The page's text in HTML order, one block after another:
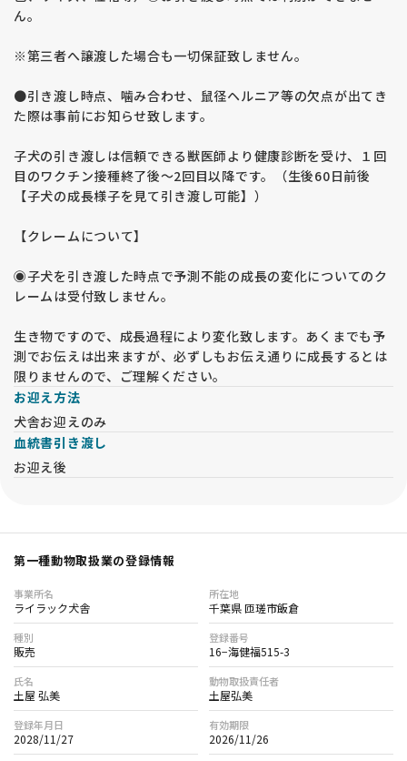
ん。
※第三者へ譲渡した場合も一切保証致しません。
●引き渡し時点、噛み合わせ、鼠径ヘルニア等の欠点が出てき
た際は事前にお知らせ致します。
子犬の引き渡しは信頼できる獣医師より健康診断を受け、１回
目のワクチン接種終了後〜2回目以降です。（生後60日前後
【子犬の成長様子を見て引き渡し可能】）
【クレームについて】
◉子犬を引き渡した時点で予測不能の成長の変化についてのク
レームは受付致しません。
生き物ですので、成長過程により変化致します。あくまでも予
測でお伝えは出来ますが、必ずしもお伝え通りに成長するとは
限りませんので、ご理解ください。
お迎え方法
犬舎お迎えのみ
血統書引き渡し
お迎え後
第一種動物取扱業の登録情報
事業所名
ライラック犬舎
所在地
千葉県 匝瑳市飯倉
種別
販売
登録番号
16−海健福515-3
氏名
土屋 弘美
動物取扱責任者
土屋弘美
登録年月日
2028/11/27
有効期限
2026/11/26